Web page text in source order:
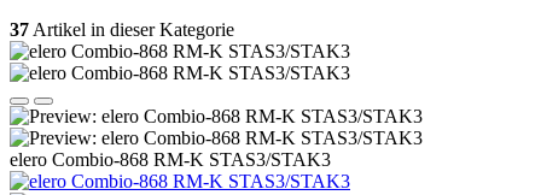
37 Artikel in dieser Kategorie
elero Combio-868 RM-K STAS3/STAK3